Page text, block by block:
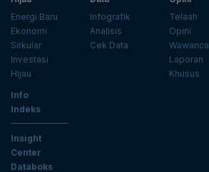
Energi Baru
Ekonomi
Sirkular
Investasi
Hijau
Infografik
Analisis
Cek Data
Telaah
Opini
Laporan
Khusus
Info
Indeks
Insight
Center
Databoks